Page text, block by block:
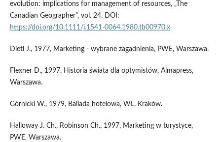
evolution: implications for management of resources, „The
Canadian Geographer”, vol. 24. DOI:
https://doi.org/10.1111/j.1541-0064.1980.tb00970.x
Dietl J., 1977, Marketing - wybrane zagadnienia, PWE, Warszawa.
Flexner D., 1997, Historia świata dla optymistów, Almapress,
Warszawa.
Górnicki W., 1979, Ballada hotelowa, WL, Kraków.
Halloway J. Ch., Robinson Ch., 1997, Marketing w turystyce,
PWE, Warszawa.